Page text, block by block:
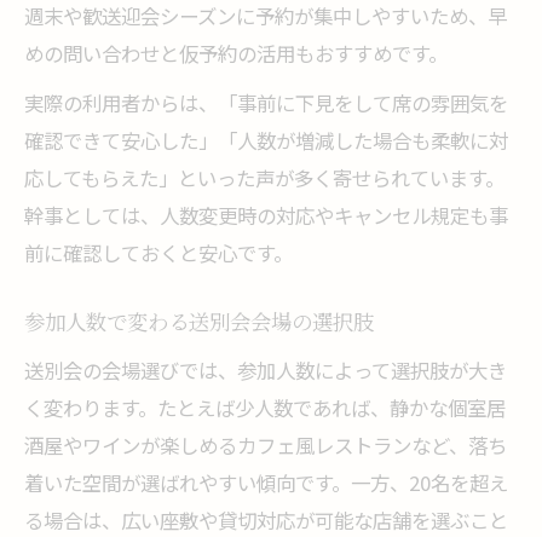
週末や歓送迎会シーズンに予約が集中しやすいため、早
めの問い合わせと仮予約の活用もおすすめです。
実際の利用者からは、「事前に下見をして席の雰囲気を
確認できて安心した」「人数が増減した場合も柔軟に対
応してもらえた」といった声が多く寄せられています。
幹事としては、人数変更時の対応やキャンセル規定も事
前に確認しておくと安心です。
参加人数で変わる送別会会場の選択肢
送別会の会場選びでは、参加人数によって選択肢が大き
く変わります。たとえば少人数であれば、静かな個室居
酒屋やワインが楽しめるカフェ風レストランなど、落ち
着いた空間が選ばれやすい傾向です。一方、20名を超え
る場合は、広い座敷や貸切対応が可能な店舗を選ぶこと